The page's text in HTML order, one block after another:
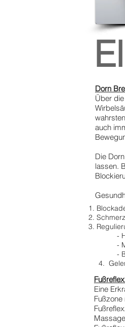
Dorn
Über
auch
Die
lassen.
-
-
-
4.
Eine